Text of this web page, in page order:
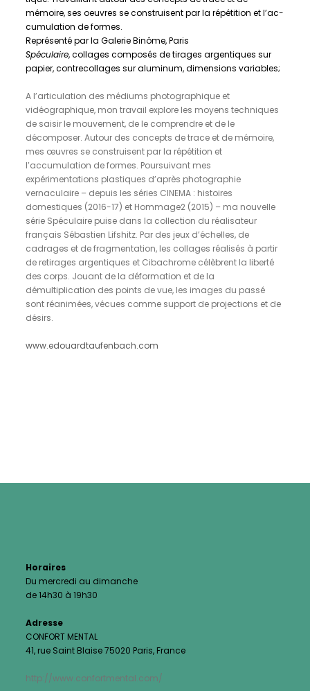
mémoire, ses oeuvres se construisent par la répé­ti­tion et l’ac­
cu­mu­la­tion de formes.
Représenté par la Galerie Binôme, Paris
Spéculaire, collages composés de tirages argentiques sur
papier, contrecollages sur aluminum, dimensions variables;
A l’articulation des médiums photographique et
vidéographique, mon travail explore les moyens techniques
de saisir le mouvement, de le comprendre et de le
décomposer. Autour des concepts de trace et de mémoire,
mes œuvres se construisent par la répétition et
l’accumulation de formes. Poursuivant mes
expérimentations plastiques d’après photographie
vernaculaire – depuis les séries CINEMA : histoires
domestiques (2016-17) et Hommage2 (2015) – ma nouvelle
série Spéculaire puise dans la collection du réalisateur
français Sébastien Lifshitz. Par des jeux d’échelles, de
cadrages et de fragmentation, les collages réalisés à partir
de retirages argentiques et Cibachrome célèbrent la liberté
des corps. Jouant de la déformation et de la
démultiplication des points de vue, les images du passé
sont réanimées, vécues comme support de projections et de
désirs.
www.edouardtaufenbach.com
Horaires
Du mercredi au dimanche
de 14h30 à 19h30
Adresse
CONFORT MENTAL
41, rue Saint Blaise 75020 Paris, France
http://www.confortmental.com/